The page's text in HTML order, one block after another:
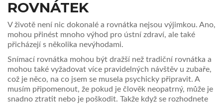
ROVNÁTEK
V životě není nic dokonalé a rovnátka nejsou výjimkou. Ano,
mohou přinést mnoho výhod pro ústní zdraví, ale také
přicházejí s několika nevýhodami.
Snímací rovnátka mohou být dražší než tradiční rovnátka a
mohou také vyžadovat více pravidelných návštěv u zubaře,
což je něco, na co jsem se musela psychicky připravit. A
musím připomenout, že pokud je člověk neopatrný, může je
snadno ztratit nebo je poškodit. Takže když se rozhodnete